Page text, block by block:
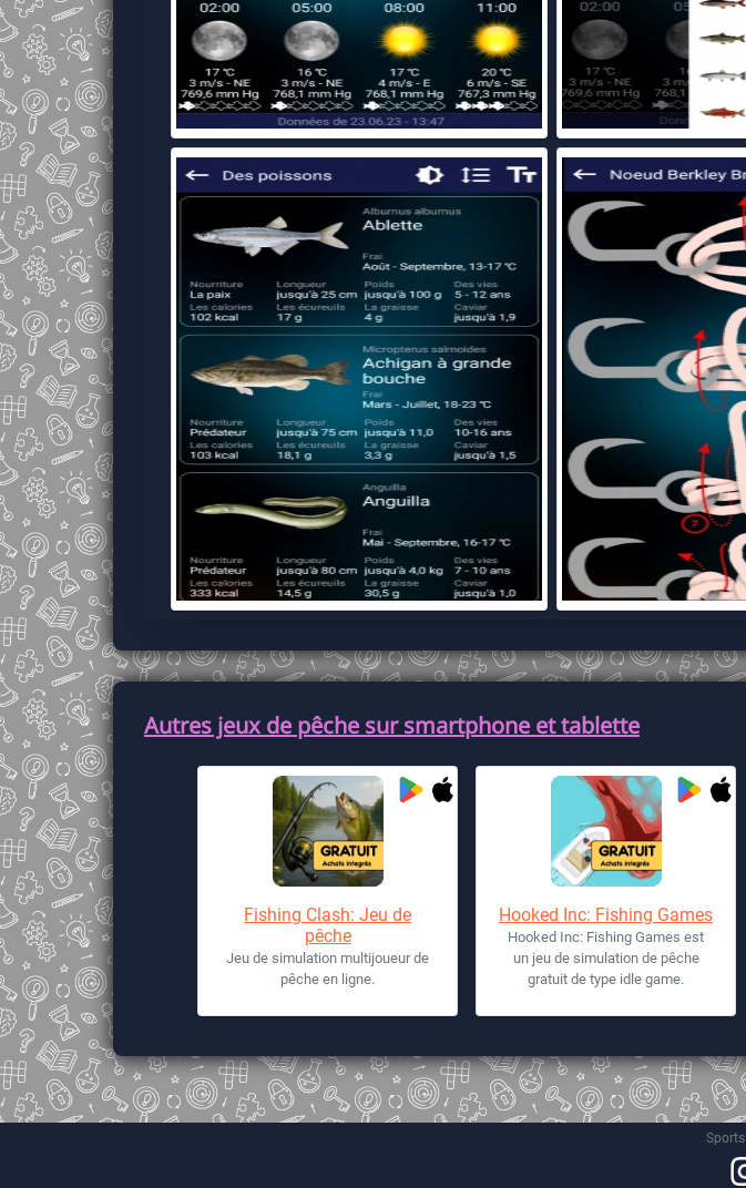
Autres jeux de pêche sur smartphone et tablette
Fishing Clash: Jeu de
pêche
Jeu de simulation multijoueur de
pêche en ligne.
Hooked Inc: Fishing Games
Hooked Inc: Fishing Games est
un jeu de simulation de pêche
gratuit de type idle game.
Sports